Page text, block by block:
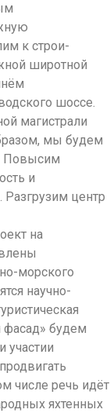
к строи­
широтной
шоссе.
магистрали
мы будем
Повысим
и
Разгрузим центр
на
морского
научно-
фасад» будем
участии
числе речь идёт
яхтенных